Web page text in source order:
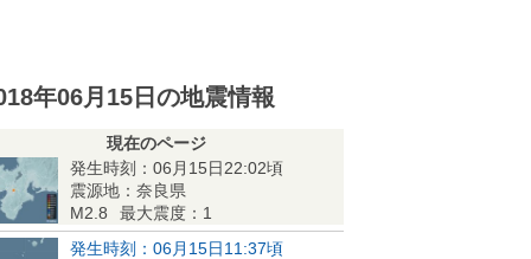
年06月15日の地震情報
現在のページ
発生時刻：06月15日22:02頃
震源地：奈良県
M2.8
最大震度：1
発生時刻：06月15日11:37頃